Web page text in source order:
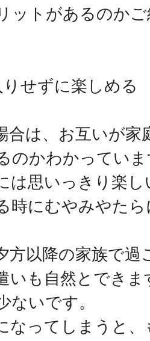
ットがあるのか
せずに楽しめる
合は、お互いが家
のかわかってい
は思いっきり楽
時にむやみやた
方以降の家族で過
いも自然とでき
ないです。
なってしまうと